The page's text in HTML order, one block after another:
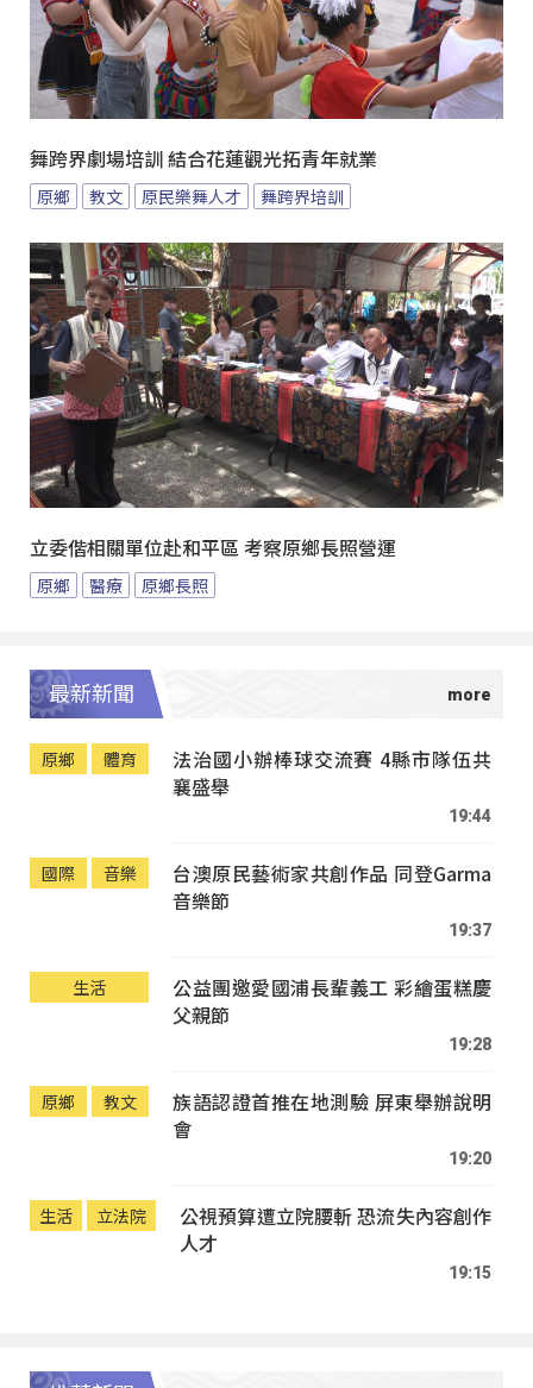
舞跨界劇場培訓 結合花蓮觀光拓青年就業
原鄉 教文 原民樂舞人才 舞跨界培訓
立委偕相關單位赴和平區 考察原鄉長照營運
原鄉 醫療 原鄉長照
最新新聞
原鄉 體育
法治國小辦棒球交流賽 4縣市隊伍共
襄盛舉
19:44
國際 音樂
台澳原民藝術家共創作品 同登Garma
音樂節
19:37
生活
公益團邀愛國浦長輩義工 彩繪蛋糕慶
父親節
19:28
原鄉 教文
族語認證首推在地測驗 屏東舉辦說明
會
19:20
生活 立法院
公視預算遭立院腰斬 恐流失內容創作
人才
19:15